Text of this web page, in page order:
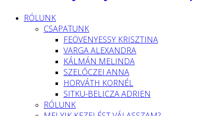
RÓLUNK
CSAPATUNK
FEÖVENYESSY KRISZTINA
VARGA ALEXANDRA
KÁLMÁN MELINDA
SZELŐCZEI ANNA
HORVÁTH KORNÉL
SITKU-BELICZA ADRIEN
RÓLUNK